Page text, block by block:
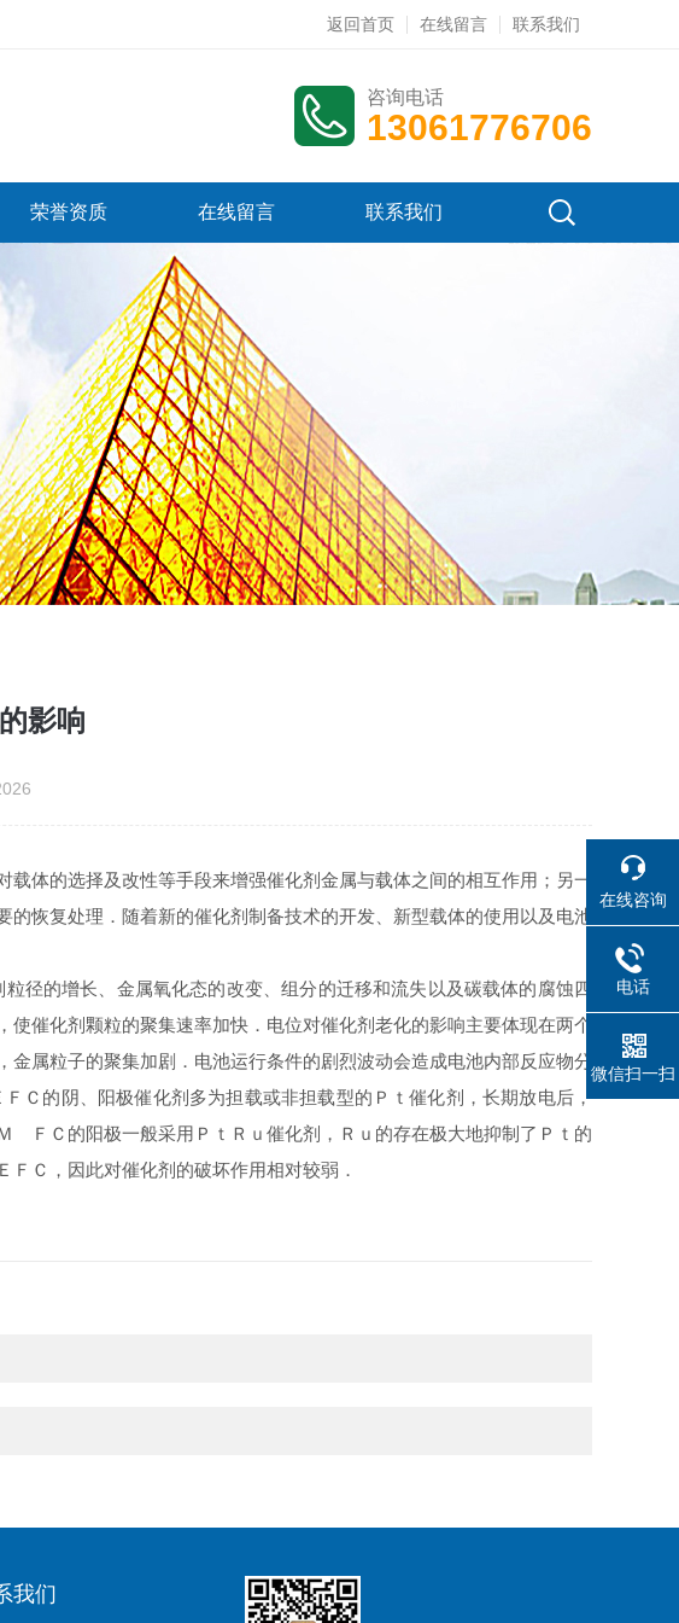
返回首页 在线留言 联系我们
咨询电话
13061776706
荣誉资质 在线留言 联系我们
影响
体的选择及改性等手段来增强催化剂金属与载体之间的相互作用；另一
恢复处理．随着新的催化剂制备技术的开发、新型载体的使用以及电池
径的增长、金属氧化态的改变、组分的迁移和流失以及碳载体的腐蚀四
催化剂颗粒的聚集速率加快．电位对催化剂老化的影响主要体现在两个
属粒子的聚集加剧．电池运行条件的剧烈波动会造成电池内部反应物分
Ｃ的阴、阳极催化剂多为担载或非担载型的Ｐｔ催化剂，长期放电后，
ＦＣ的阳极一般采用ＰｔＲｕ催化剂，Ｒｕ的存在极大地抑制了Ｐｔ的
Ｃ，因此对催化剂的破坏作用相对较弱．
我们
在线咨询
电话
微信扫一扫